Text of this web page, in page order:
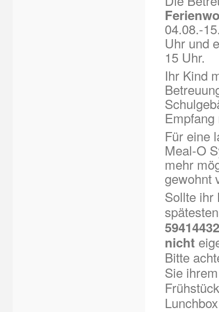
04.08.-
Uhr und
15 Uhr.
Ihr Kind
Für eine
Meal-O
mehr
gewohnt
Sollte ihr
59414432
nicht
Bitte
Sie